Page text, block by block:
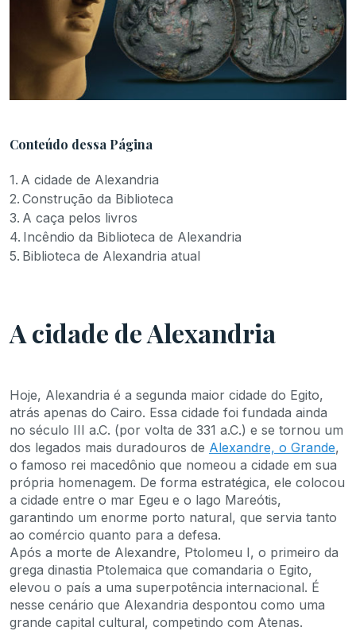
Conteúdo dessa Página
A cidade de Alexandria
Construção da Biblioteca
A caça pelos livros
Incêndio da Biblioteca de Alexandria
Biblioteca de Alexandria atual
A cidade de Alexandria
Hoje, Alexandria é a segunda maior cidade do Egito,
atrás apenas do Cairo. Essa cidade foi fundada ainda
no século III a.C. (por volta de 331 a.C.) e se tornou um
dos legados mais duradouros de Alexandre, o Grande,
o famoso rei macedônio que nomeou a cidade em sua
própria homenagem. De forma estratégica, ele colocou
a cidade entre o mar Egeu e o lago Mareótis,
garantindo um enorme porto natural, que servia tanto
ao comércio quanto para a defesa.
Após a morte de Alexandre, Ptolomeu I, o primeiro da
grega dinastia Ptolemaica que comandaria o Egito,
elevou o país a uma superpotência internacional. É
nesse cenário que Alexandria despontou como uma
grande capital cultural, competindo com Atenas.